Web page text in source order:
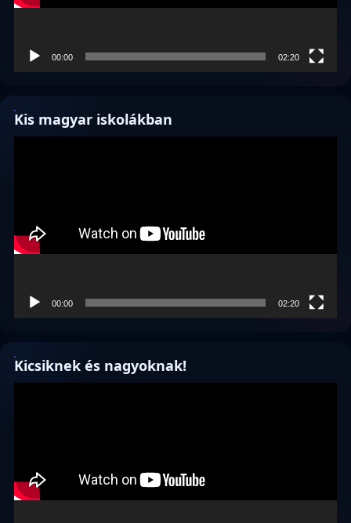
00:00 02:20
Kis magyar iskolákban
00:00 02:20
Kicsiknek és nagyoknak!